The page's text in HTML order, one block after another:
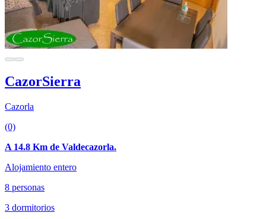
CazorSierra
Cazorla
(0)
A 14.8 Km de Valdecazorla.
Alojamiento entero
8 personas
3 dormitorios